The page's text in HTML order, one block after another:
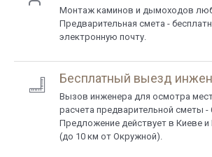
Монтаж каминов и дымоходов
Предварительная смета -
электронную почту.
Бесплатный выезд
Вызов инженера для осмотра
расчета предварительной сметы -
Предложение действует в Киеве и
(до 10 км от Окружной).